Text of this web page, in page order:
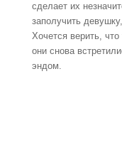
сделает их
заполучить
Хочется верить,
они снова
эндом.